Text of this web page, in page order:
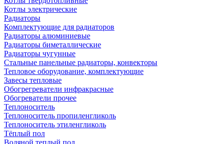
Котлы электрические
Радиаторы
Комплектующие для радиаторов
Радиаторы алюминиевые
Радиаторы биметаллические
Радиаторы чугунные
Стальные панельные радиаторы, конвекторы
Тепловое оборудование, комплектующие
Завесы тепловые
Обогрегреватели инфракрасные
Обогреватели прочее
Теплоноситель
Теплоноситель пропиленгликоль
Теплоноситель этиленгликоль
Тёплый пол
Водяной теплый пол